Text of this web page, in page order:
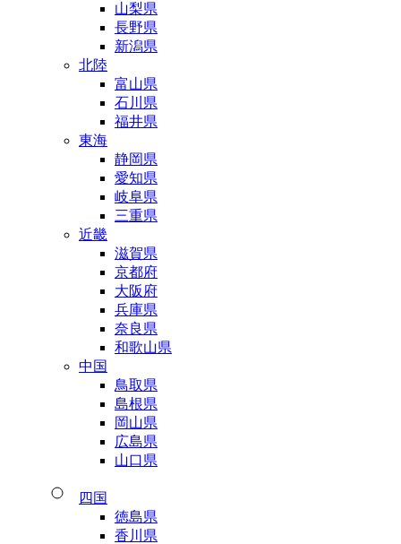
山梨県
長野県
新潟県
北陸
富山県
石川県
福井県
東海
静岡県
愛知県
岐阜県
三重県
近畿
滋賀県
京都府
大阪府
兵庫県
奈良県
和歌山県
中国
鳥取県
島根県
岡山県
広島県
山口県
四国
徳島県
香川県